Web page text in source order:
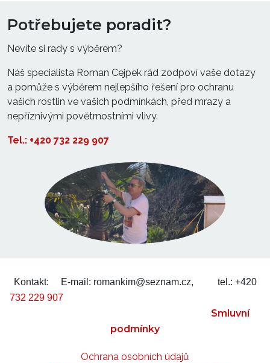
Potřebujete poradit?
Nevíte si rady s výběrem?
Náš specialista Roman Cejpek rád zodpoví vaše dotazy
a pomůže s výběrem nejlepšího řešení pro ochranu
vašich rostlin ve vašich podmínkách, před mrazy a
nepříznivými povětrnostními vlivy.
Tel.: +420 732 229 907
Kontakt: E-mail: romankim@seznam.cz, tel.: +420
732 229 907
Smluvní
podmínky
Ochrana osobních údajů